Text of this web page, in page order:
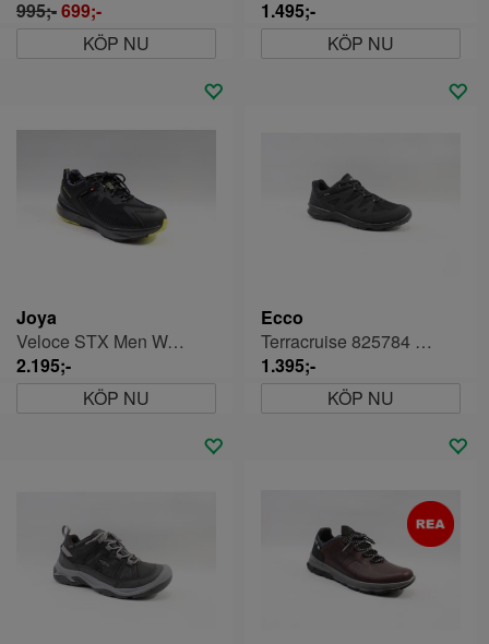
995;-699;-
KÖP NU
1.495;-
KÖP NU
Joya
Veloce STX Men Walkingskor Herr
2.195;-
KÖP NU
Ecco
Terracruise 825784 Herr Vattentät
1.395;-
KÖP NU